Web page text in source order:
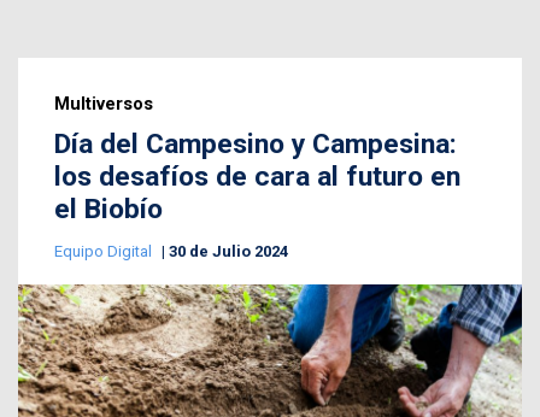
Multiversos
Día del Campesino y Campesina:
los desafíos de cara al futuro en
el Biobío
Equipo Digital 30 de Julio 2024